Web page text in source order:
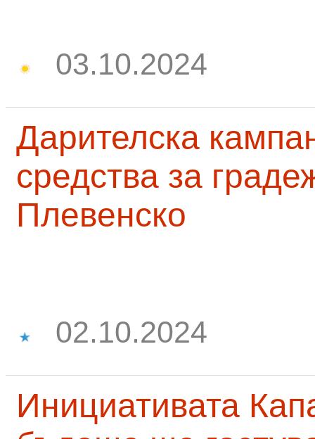
03.10.2024
Дарителска
средства за
Плевенско
02.10.2024
Инициативата